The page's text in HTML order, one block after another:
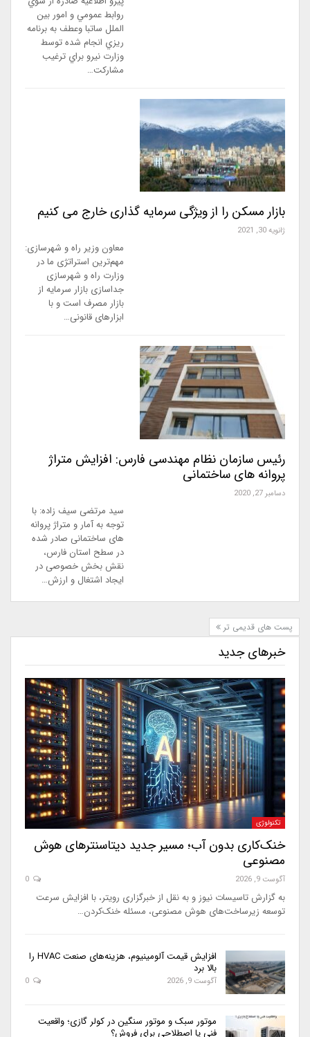
روابط عمومي و امور بين
الملل ساتبا وعطف به برنامه
ريزي انجام شده توسط
وزارت نيرو براي ترغيب
مشاركت…
بازار مسکن را از ویژگی سرمایه گذاری خارج می کنیم
ژانویه 30, 2021
معاون وزیر راه و شهرسازی:
مهم‌ترین استراتژی ما در
وزارت راه و شهرسازی
جداسازی بازار سرمایه از
بازار مصرف است و با
ابزارهای قانونی…
رئیس سازمان نظام مهندسی فارس: افزایش متراژ
پروانه های ساختمانی
دسامبر 27, 2020
سید مرتضی سیف زاده: با
توجه به آمار و متراژ پروانه
های ساختمانی صادر شده
در سطح استان فارس،
نقش بخش خصوصی در
ایجاد اشتغال و ارزش…
پست های قدیمی تر
خبرهای جدید
تکنولوژی
خنک‌کاری بدون آب؛ مسیر جدید دیتاسنترهای هوش
مصنوعی
آگوست 9, 2026
به گزارش تاسیسات نیوز و به نقل از خبرگزاری رویتر، با افزایش سرعت
توسعه زیرساخت‌های هوش مصنوعی، مسئله خنک‌کردن…
افزایش قیمت آلومینیوم، هزینه‌های صنعت HVAC را
بالا برد
آگوست 9, 2026
موتور سبک و موتور سنگین در کولر گازی؛ واقعیت
فنی یا اصطلاحی برای فروش؟